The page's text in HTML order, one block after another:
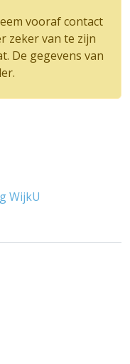
vooraf contact
zeker van te zijn
De gegevens van
WijkU